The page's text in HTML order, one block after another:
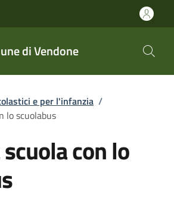
di Vendone
e per l'infanzia /
lo scuolabus
con lo